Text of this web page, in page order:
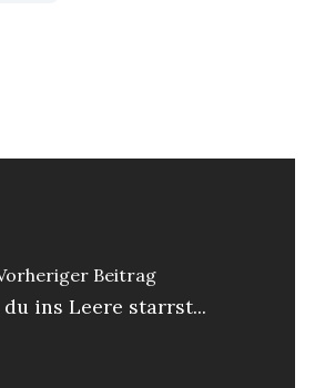
Beitrag
du ins Leere starrst...